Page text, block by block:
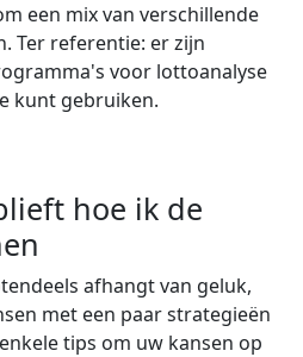
een mix van verschillende
Ter referentie: er zijn
voor lottoanalyse
kunt gebruiken.
hoe ik de
afhangt van geluk,
met een paar strategieën
tips om uw kansen op